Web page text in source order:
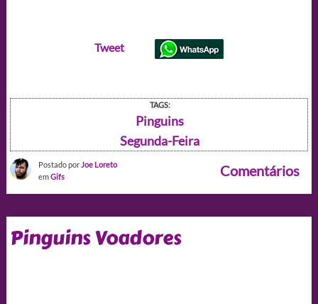
Tweet
TAGS:
Pinguins
Segunda-Feira
Postado por Joe Loreto
emGifs Comentários
Pinguins Voadores